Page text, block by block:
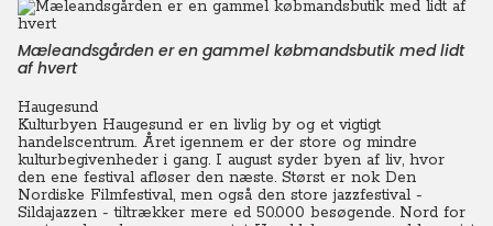
Mæleandsgården er en gammel købmandsbutik med lidt
af hvert
Haugesund
Kulturbyen Haugesund er en livlig by og et vigtigt
handelscentrum. Året igennem er der store og mindre
kulturbegivenheder i gang. I august syder byen af liv, hvor
den ene festival afløser den næste. Størst er nok Den
Nordiske Filmfestival, men også den store jazzfestival -
Sildajazzen - tiltrækker mere ed 50.000 besøgende. Nord for